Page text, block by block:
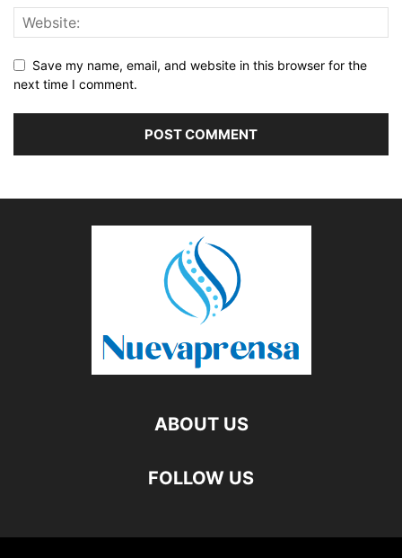
Save my name, email, and website in this browser for the
next time I comment.
ABOUT US
FOLLOW US